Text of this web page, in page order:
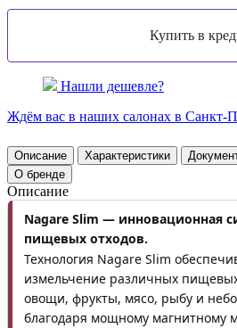
Нашли дешевле?
Ждём вас в наших салонах в Санкт-
Описание Характеристики
О бренде
Описание
Nagare Slim — инновационная
пищевых отходов.
Технология Nagare Slim
измельчение различных
овощи, фрукты, мясо, рыбу и
благодаря мощному магнитному